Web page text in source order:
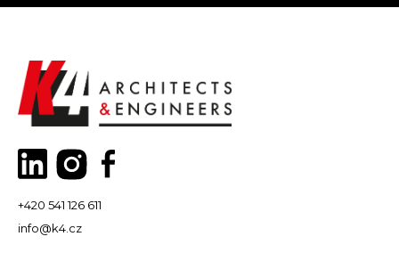
+420 541 126 611
info@k4.cz